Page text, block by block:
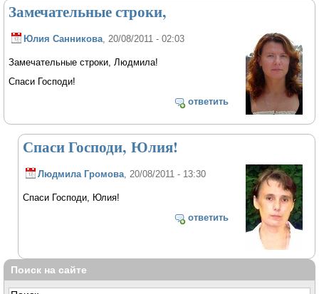
Замечательные строки,
Юлия Санникова, 20/08/2011 - 02:03
Замечательные строки, Людмила!
Спаси Господи!
ответить
Спаси Господи, Юлия!
Людмила Громова , 20/08/2011 - 13:30
Спаси Господи, Юлия!
ответить
Поиск на сайте